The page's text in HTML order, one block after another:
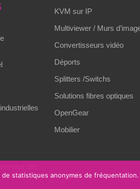
KVM sur IP
Multiviewer / Murs
Convertisseurs vidéo
Déports
Splitters /Switchs
Solutions fibres optiques
OpenGear
Mobilier
de statistiques anonymes de